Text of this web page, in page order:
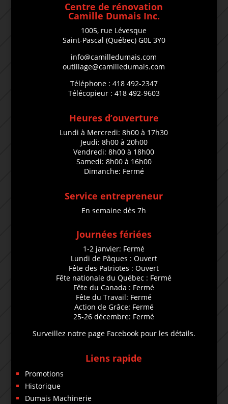
Centre de rénovation
Camille Dumais Inc.
1005, rue Lévesque
Saint-Pascal (Québec) G0L 3Y0
info@camilledumais.com
outillage@camilledumais.com
Téléphone : 418 492-2347
Télécopieur : 418 492-9603
Heures d’ouverture
Lundi à Mercredi: 8h00 à 17h30
Jeudi: 8h00 à 20h00
Vendredi: 8h00 à 18h00
Samedi: 8h00 à 16h00
Dimanche: Fermé
Service entrepreneur
En semaine dès 7h
Journées fériées
1-2 janvier: Fermé
Lundi de Pâques : Ouvert
Fête des Patriotes : Ouvert
Fête nationale du Québec : Fermé
Fête du Canada : Fermé
Fête du Travail: Fermé
Action de Grâce: Fermé
25-26 décembre: Fermé
Surveillez notre page Facebook pour les détails.
Liens rapide
Promotions
Historique
Dumais Machinerie